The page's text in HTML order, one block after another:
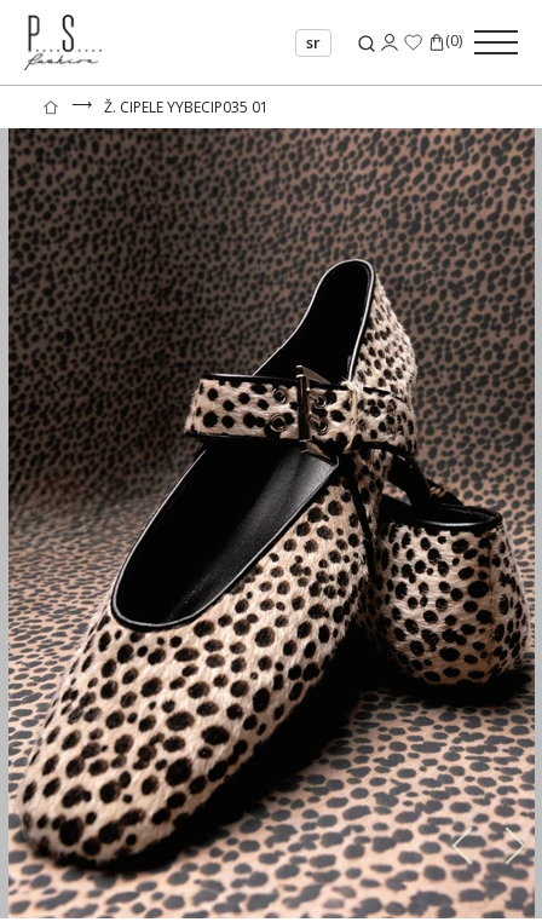
sr (0)
⟶ Ž. CIPELE YYBECIP035 01